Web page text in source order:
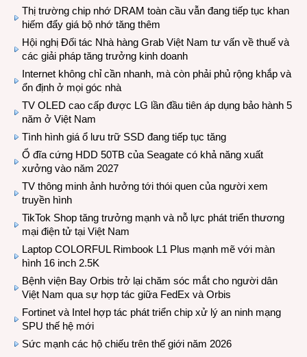
Thị trường chip nhớ DRAM toàn cầu vẫn đang tiếp tục khan
hiếm đẩy giá bộ nhớ tăng thêm
Hội nghị Đối tác Nhà hàng Grab Việt Nam tư vấn về thuế và
các giải pháp tăng trưởng kinh doanh
Internet không chỉ cần nhanh, mà còn phải phủ rộng khắp và
ổn định ở mọi góc nhà
TV OLED cao cấp được LG lần đầu tiên áp dụng bảo hành 5
năm ở Việt Nam
Tình hình giá ổ lưu trữ SSD đang tiếp tục tăng
Ổ đĩa cứng HDD 50TB của Seagate có khả năng xuất
xưởng vào năm 2027
TV thông minh ảnh hưởng tới thói quen của người xem
truyền hình
TikTok Shop tăng trưởng mạnh và nỗ lực phát triển thương
mại điện tử tại Việt Nam
Laptop COLORFUL Rimbook L1 Plus mạnh mẽ với màn
hình 16 inch 2.5K
Bệnh viện Bay Orbis trở lại chăm sóc mắt cho người dân
Việt Nam qua sự hợp tác giữa FedEx và Orbis
Fortinet và Intel hợp tác phát triển chip xử lý an ninh mạng
SPU thế hệ mới
Sức mạnh các hộ chiếu trên thế giới năm 2026